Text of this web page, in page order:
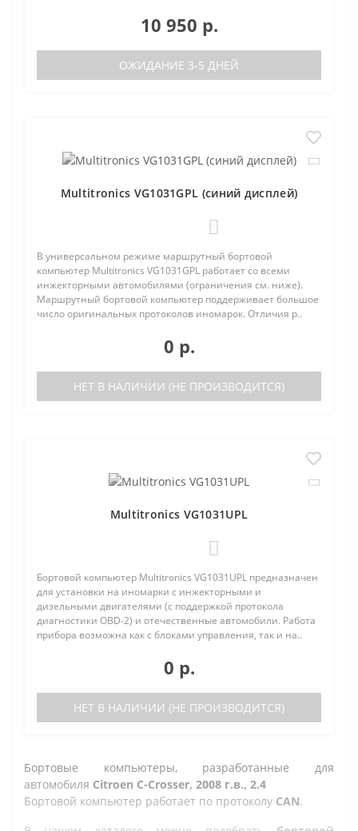
10 950 р.
ОЖИДАНИЕ 3-5 ДНЕЙ
Multitronics VG1031GPL (синий дисплей)
В универсальном режиме маршрутный бортовой
компьютер Multitronics VG1031GPL работает со всеми
инжекторными автомобилями (ограничения см. ниже).
Маршрутный бортовой компьютер поддерживает большое
число оригинальных протоколов иномарок. Отличия р..
0 р.
НЕТ В НАЛИЧИИ (НЕ ПРОИЗВОДИТСЯ)
Multitronics VG1031UPL
Бортовой компьютер Multitronics VG1031UPL предназначен
для установки на иномарки с инжекторными и
дизельными двигателями (с поддержкой протокола
диагностики OBD-2) и отечественные автомобили. Работа
прибора возможна как с блоками управления, так и на..
0 р.
НЕТ В НАЛИЧИИ (НЕ ПРОИЗВОДИТСЯ)
Бортовые компьютеры, разработанные для
автомобиля Citroen C-Crosser, 2008 г.в., 2.4
Бортовой компьютер работает по протоколу CAN.